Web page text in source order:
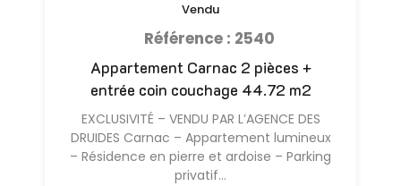
Appartement Carnac 2 pièces +
entrée coin couchage 44.72 m2
EXCLUSIVITÉ – VENDU PAR L’AGENCE DES
DRUIDES Carnac – Appartement lumineux
– Résidence en pierre et ardoise – Parking
privatif…
Vendu
Référence : 2540